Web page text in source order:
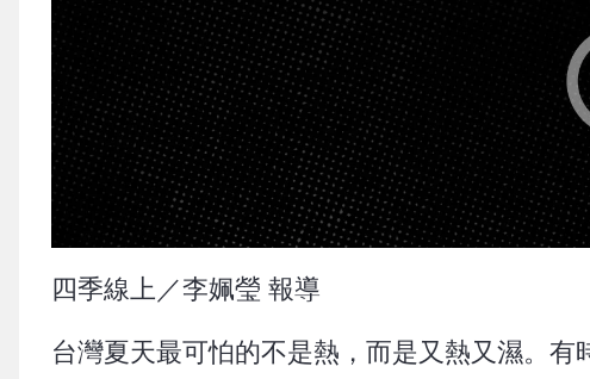
四季線上／李姵瑩 報導
台灣夏天最可怕的不是熱，而是又熱又濕。